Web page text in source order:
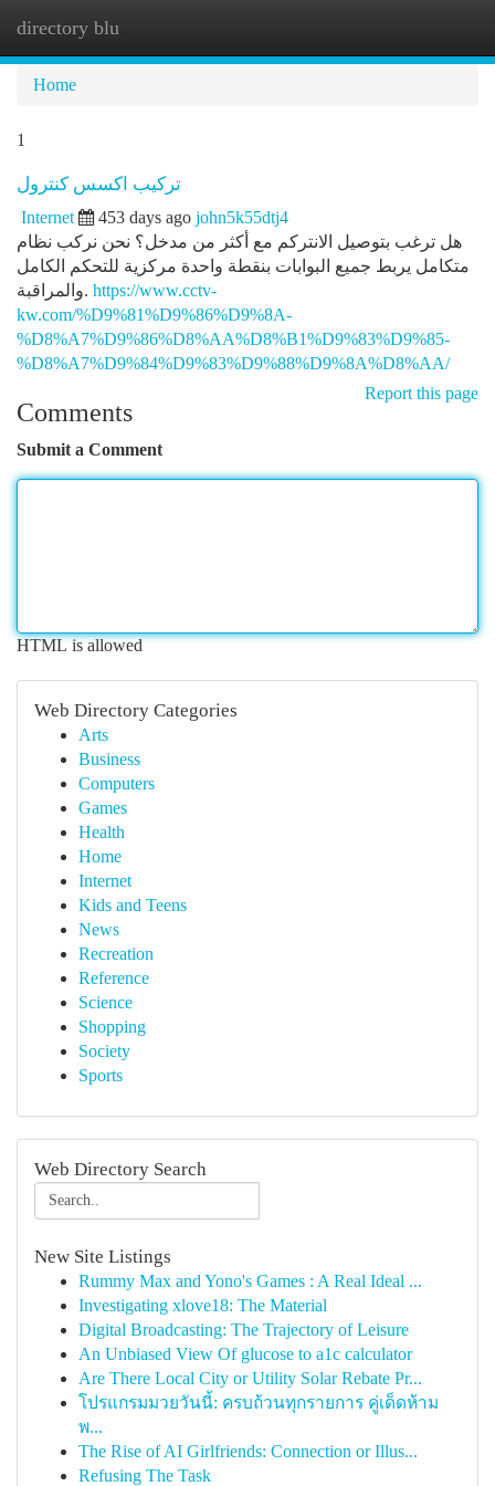
directory blu
Home
1
تركيب اكسس كنترول
Internet 453 days ago john5k55dtj4
هل ترغب بتوصيل الانتركم مع أكثر من مدخل؟ نحن نركب نظام
متكامل يربط جميع البوابات بنقطة واحدة مركزية للتحكم الكامل
والمراقبة. https://www.cctv-
kw.com/%D9%81%D9%86%D9%8A-
%D8%A7%D9%86%D8%AA%D8%B1%D9%83%D9%85-
%D8%A7%D9%84%D9%83%D9%88%D9%8A%D8%AA/
Report this page
Comments
Submit a Comment
HTML is allowed
Web Directory Categories
Arts
Business
Computers
Games
Health
Home
Internet
Kids and Teens
News
Recreation
Reference
Science
Shopping
Society
Sports
Web Directory Search
New Site Listings
Rummy Max and Yono's Games : A Real Ideal ...
Investigating xlove18: The Material
Digital Broadcasting: The Trajectory of Leisure
An Unbiased View Of glucose to a1c calculator
Are There Local City or Utility Solar Rebate Pr...
โปรแกรมมวยวันนี้: ครบถ้วนทุกรายการ คู่เด็ดห้าม
พ...
The Rise of AI Girlfriends: Connection or Illus...
Refusing The Task